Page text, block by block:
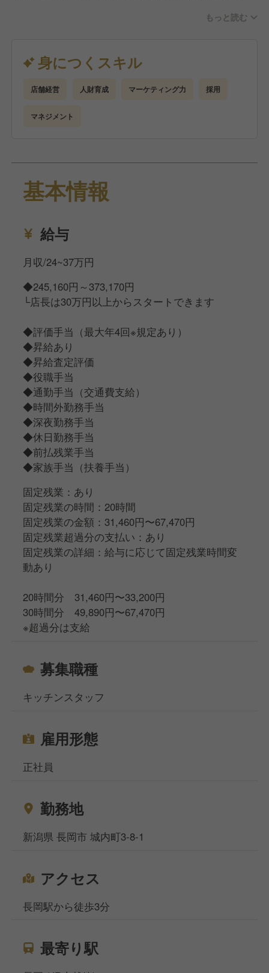
その為、作業のみではなく店舗の総合的なマネージメ
【具体的には】
・調理（または補助）
・仕込み
・ホール業務のサポート
未経験者の方には研修もあり安心して学んでいただく
環境をご用意しています。
がしたい」などご自身の考えに合わせてスキルアップ
当者やメニュー開発、仕入れ担当など専門的なポジシ
ョンにキャリアアップも目指せます！
もっと読む
身につくスキル
店舗経営 人財育成 マーケティング力 採用
マネジメント
基本情報
給与
月収/24~37万円
◆245,160円～373,170円
└店長は30万円以上からスタートできます
◆評価手当（最大年4回※規定あり）
◆昇給あり
◆昇給査定評価
◆役職手当
◆通勤手当（交通費支給）
◆時間外勤務手当
◆深夜勤務手当
◆休日勤務手当
◆前払残業手当
◆家族手当（扶養手当）
固定残業：あり
固定残業の時間：20時間
固定残業の金額：31,460円〜67,470円
固定残業超過分の支払い：あり
固定残業の詳細：給与に応じて固定残業時間変
動あり
20時間分 31,460円〜33,200円
30時間分 49,890円〜67,470円
※超過分は支給
募集職種
キッチンスタッフ
雇用形態
正社員
勤務地
新潟県 長岡市 城内町3-8-1
アクセス
長岡駅から徒歩3分
最寄り駅